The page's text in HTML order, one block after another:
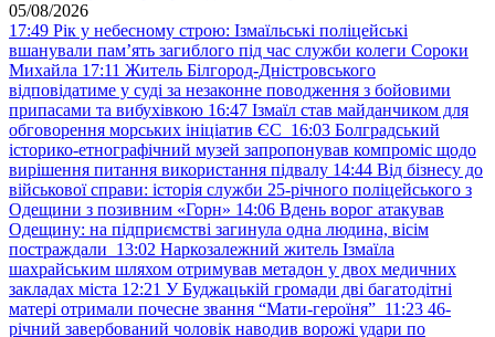
05/08/2026
17:49 Рік у небесному строю: Ізмаїльські поліцейські
вшанували пам’ять загиблого під час служби колеги Сороки
Михайла 17:11 Житель Білгород-Дністровського
відповідатиме у суді за незаконне поводження з бойовими
припасами та вибухівкою 16:47 Ізмаїл став майданчиком для
обговорення морських ініціатив ЄС 16:03 Болградський
історико-етнографічний музей запропонував компроміс щодо
вирішення питання використання підвалу 14:44 Від бізнесу до
військової справи: історія служби 25-річного поліцейського з
Одещини з позивним «Горн» 14:06 Вдень ворог атакував
Одещину: на підприємстві загинула одна людина, вісім
постраждали 13:02 Наркозалежний житель Ізмаїла
шахрайським шляхом отримував метадон у двох медичних
закладах міста 12:21 У Буджацькій громади дві багатодітні
матері отримали почесне звання “Мати-героїня” 11:23 46-
річний завербований чоловік наводив ворожі удари по